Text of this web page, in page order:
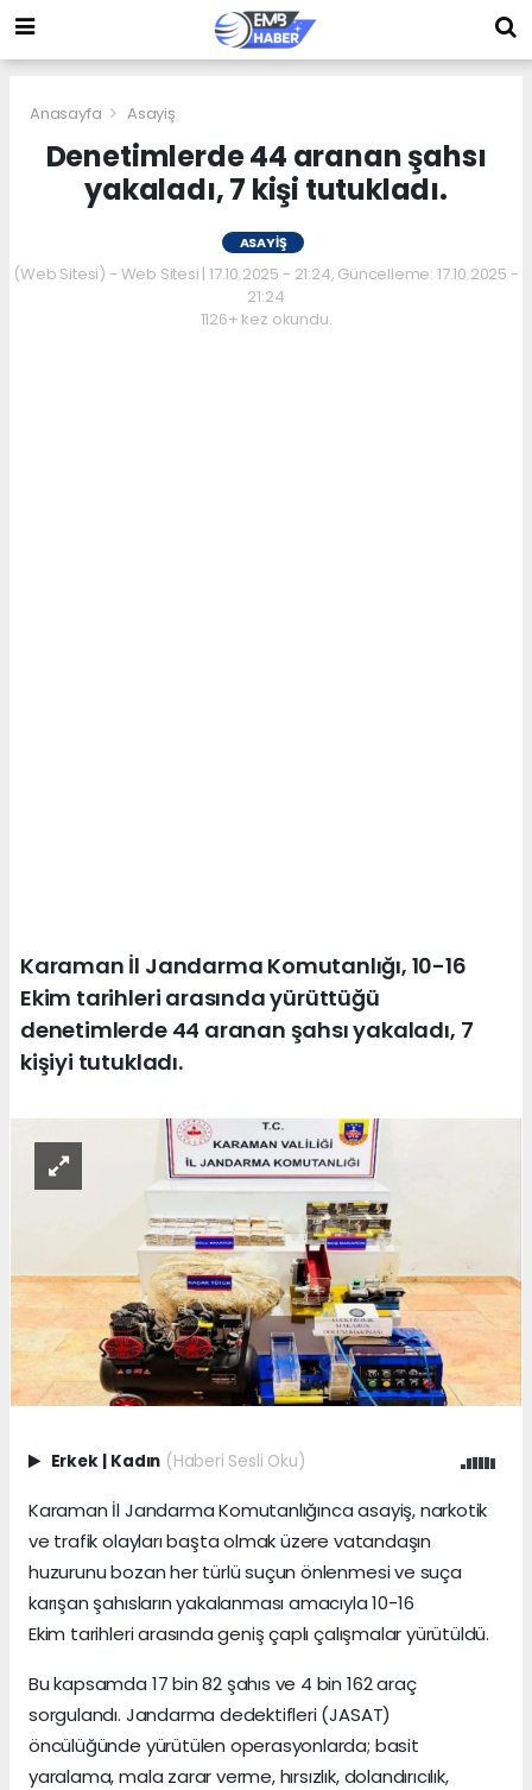
Anasayfa Asayiş
Denetimlerde 44 aranan şahsı
yakaladı, 7 kişi tutukladı.
ASAYIŞ
(Web Sitesi) - Web Sitesi | 17.10.2025 - 21:24, Güncelleme: 17.10.2025 -
21:24
1126+ kez okundu.
Karaman İl Jandarma Komutanlığı, 10-16
Ekim tarihleri arasında yürüttüğü
denetimlerde 44 aranan şahsı yakaladı, 7
kişiyi tutukladı.
Erkek | Kadın (Haberi Sesli Oku)
Karaman İl Jandarma Komutanlığınca asayiş, narkotik
ve trafik olayları başta olmak üzere vatandaşın
huzurunu bozan her türlü suçun önlenmesi ve suça
karışan şahısların yakalanması amacıyla 10-16
Ekim tarihleri arasında geniş çaplı çalışmalar yürütüldü.
Bu kapsamda 17 bin 82 şahıs ve 4 bin 162 araç
sorgulandı. Jandarma dedektifleri (JASAT)
öncülüğünde yürütülen operasyonlarda; basit
yaralama, mala zarar verme, hırsızlık, dolandırıcılık,